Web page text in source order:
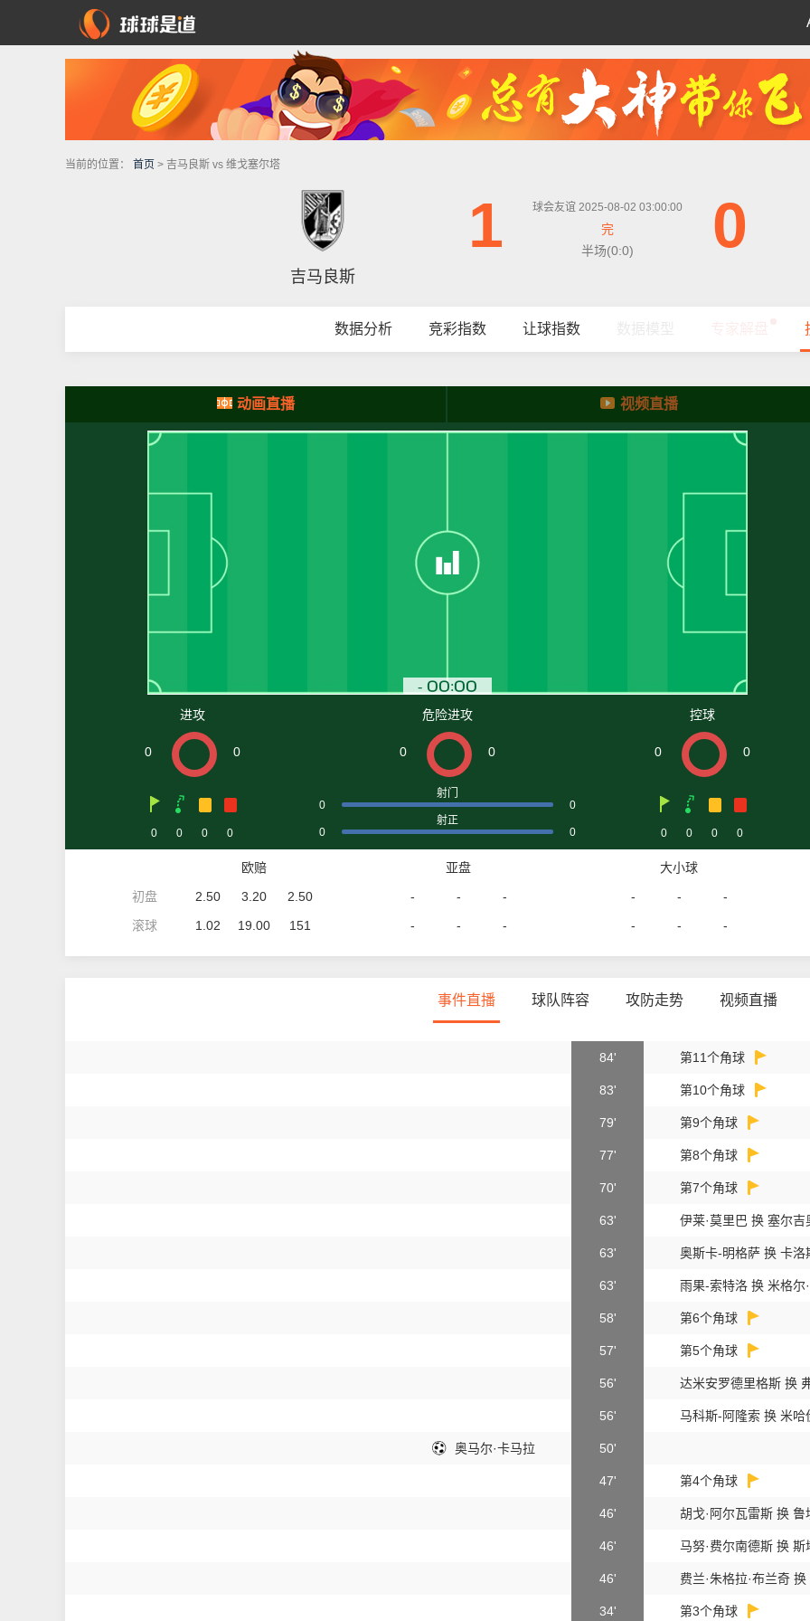
当前的位置： 首页 > 吉马良斯 vs 维戈塞尔塔
吉马良斯
1 0
球会友谊 2025-08-02 03:00:00
完
半场(0:0)
数据分析 竞彩指数 让球指数
动画直播 视频直播
进攻
0 0
0 0 0 0
危险进攻
0 0
0 0
射门
0 0
射正
控球
0 0
0 0 0 0
初盘
滚球
欧赔
2.50
3.20
2.50
1.02
19.00 151
亚盘
-
-
-
-
- -
大小球
-
-
-
-
- -
事件直播 球队阵容 攻防走势 视频直播
第11个角球
84'
第10个角球
83'
第9个角球
79'
第8个角球
77'
第7个角球
70'
伊莱·莫里巴 换 塞尔
63'
奥斯卡-明格萨 换 卡洛
63'
雨果-索特洛 换 米格尔
63'
第6个角球
58'
第5个角球
57'
达米安罗德里格斯 换
56'
马科斯-阿隆索 换 米
56'
奥马尔·卡马拉 50'
第4个角球
47'
胡戈·阿尔瓦雷斯 换
46'
马努·费尔南德斯 换
46'
费兰·朱格拉·布兰奇
46'
第3个角球
34'